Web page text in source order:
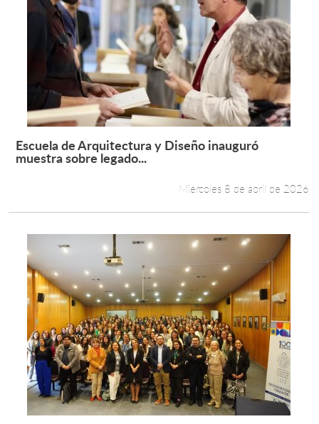
Leer más +
Escuela de Arquitectura y Diseño inauguró
muestra sobre legado...
Miércoles 8 de abril de 2026